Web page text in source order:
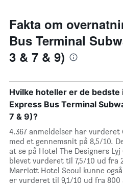
Fakta om
Bus Terminal
3 & 7 & 9)
Hvilke hoteller er de
Express Bus Terminal
7 & 9)?
4.367 anmeldelser har vurderet
med et gennemsnit på 8,5/10.
at se på Hotel The Designers
blevet vurderet til 7,5/10 ud fra
Marriott Hotel Seoul kunne
er vurderet til 9,1/10 ud fra 800